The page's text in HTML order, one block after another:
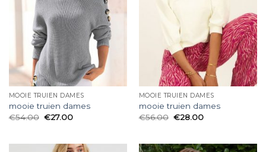
MOOIE TRUIEN DAMES
mooie truien dames
€54.00 €27.00
MOOIE TRUIEN DAMES
mooie truien dames
€56.00 €28.00